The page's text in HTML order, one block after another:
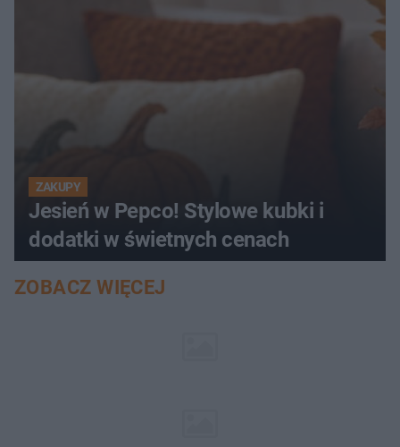
ZAKUPY
Jesień w Pepco! Stylowe kubki i
dodatki w świetnych cenach
ZOBACZ WIĘCEJ